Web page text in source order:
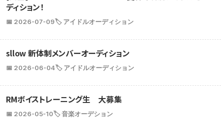
ディション！
📅 2026-07-09🏷️ アイドルオーディション
sllow 新体制メンバーオーディション
📅 2026-06-04🏷️ アイドルオーディション
RMボイストレーニング生 大募集
📅 2026-05-10🏷️ 音楽オーデション